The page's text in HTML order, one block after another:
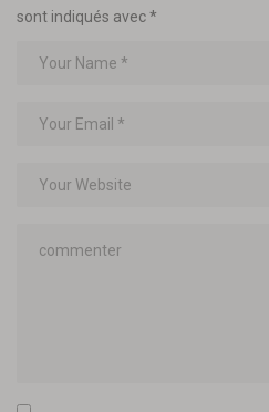
sont indiqués avec*